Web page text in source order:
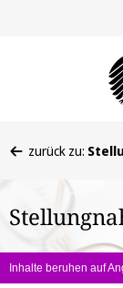
befinden
hier:
zurück zu:
Inhalte beruhen auf